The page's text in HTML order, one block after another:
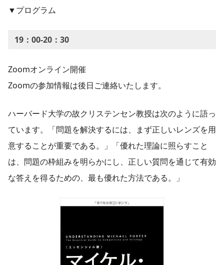
▼プログラム
19：00-20：30
Zoomオンライン開催
Zoomの参加情報は後日ご連絡いたします。
ハーバード大学の故クリステンセン教授は次のように語っ
ています。「問題を解決するには、まず正しいレンズを用
意することが重要である。」「優れた理論に照らすこと
は、問題の枠組みを明らかにし、正しい質問を通じて有効
な答えを得るための、最も優れた方法である。」